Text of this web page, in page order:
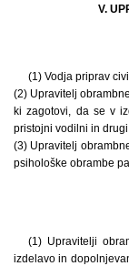
V.
(1) Vodja priprav
(2) Upravitelj
ki zagotovi, da se v
pristojni vodilni in drugi
(3) Upravitelj
psihološke obrambe
(1) Upravitelji
izdelavo in